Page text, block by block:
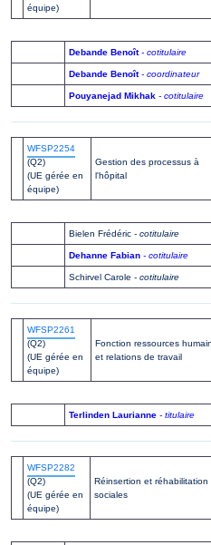
équipe)
Debande Benoît- cotitulaire
Debande Benoît- coordinateur
Pouyanejad Mikhak - cotitulaire
WFSP2254
(Q2)
(UE gérée en
équipe)
Gestion des processus à
l'hôpital
Bielen Frédéric - cotitulaire
Dehanne Fabian - cotitulaire
Schirvel Carole - cotitulaire
WFSP2261
(Q2)
(UE gérée en
équipe)
Fonction ressources
et relations de travail
Terlinden Laurianne - titulaire
WFSP2282
(Q2)
(UE gérée en
équipe)
Réinsertion et réhabilitation
sociales